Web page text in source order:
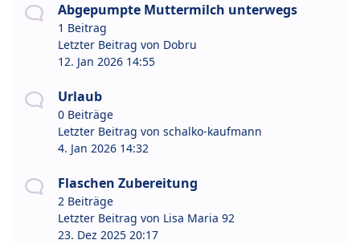
Abgepumpte Muttermilch unterwegs
1 Beitrag
Letzter Beitrag von Dobru
12. Jan 2026 14:55
Urlaub
0 Beiträge
Letzter Beitrag von schalko-kaufmann
4. Jan 2026 14:32
Flaschen Zubereitung
2 Beiträge
Letzter Beitrag von Lisa Maria 92
23. Dez 2025 20:17